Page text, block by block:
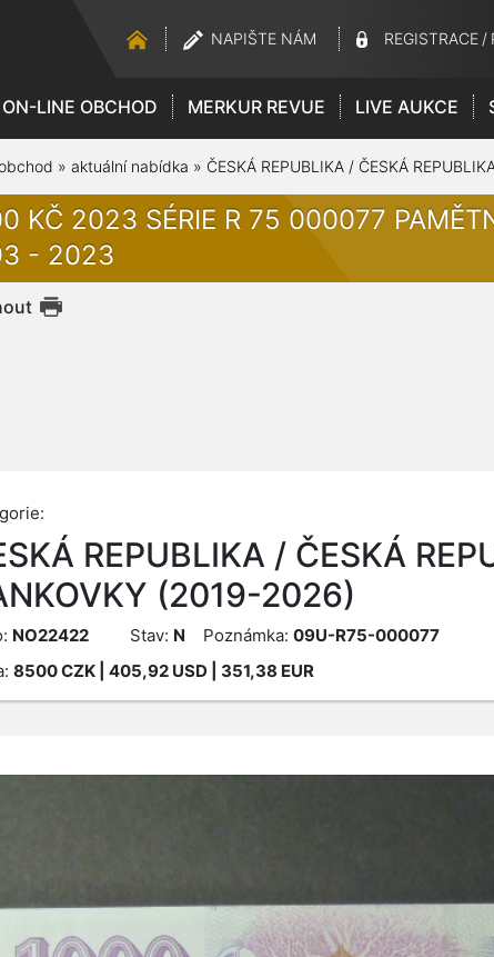
NAPIŠTE NÁM REGISTRACE /
ON-LINE OBCHOD MERKUR REVUE LIVE AUKCE
» aktuální nabídka » ČESKÁ REPUBLIKA / ČESKÁ
KČ 2023 SÉRIE R 75 000077
- 2023
REPUBLIKA / ČESKÁ
(2019-2026)
NO22422 Stav: N Poznámka: 09U-R75-000077
8500CZK| 405,92 USD | 351,38 EUR